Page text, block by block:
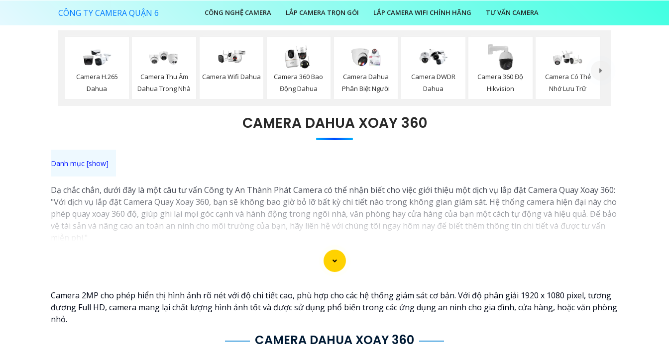
CÔNG TY CAMERA QUẬN 6 CÔNG NGHỆ CAMERA LẮP CAMERA TRỌN GÓI LẮP CAMERA WIFI CHÍNH HÃNG TƯ VẤN CAMERA
Camera H.265
Dahua
Camera Thu Âm
Dahua Trong Nhà
Camera Wifi Dahua
Camera 360 Bao
Động Dahua
Camera Dahua
Phân Biệt Người
Camera DWDR
Dahua
Camera 360 Độ
Hikvision
Camera Có Thẻ
Nhớ Lưu Trữ
CAMERA DAHUA XOAY 360
Dạ chắc chắn, dưới đây là một câu tư vấn Công ty An Thành Phát Camera có thể nhận biết cho việc giới thiệu một dịch vụ lắp đặt Camera Quay Xoay 360:
"Với dịch vụ lắp đặt Camera Quay Xoay 360, bạn sẽ không bao giờ bỏ lỡ bất kỳ chi tiết nào trong không gian giám sát. Hệ thống camera hiện đại này cho
phép quay xoay 360 độ, giúp ghi lại mọi góc cạnh và hành động trong ngôi nhà, văn phòng hay cửa hàng của bạn một cách tự động và hiệu quả. Để bảo
vệ tài sản và nâng cao an toàn an ninh cho môi trường của bạn, hãy liên hệ với chúng tôi ngay hôm nay để biết thêm thông tin chi tiết và được tư vấn
miễn phí."
Hy vọng câu này sẽ giúp bạn trong việc giới thiệu dịch vụ lắp đặt Camera Quay Xoay 360. Nếu bạn cần thêm sự hỗ trợ hoặc tư vấn khác, đừng ngần ngại
Camera 2MP cho phép hiển thị hình ảnh rõ nét với độ chi tiết cao, phù hợp cho các hệ thống giám sát cơ bản. Với độ phân giải 1920 x 1080 pixel, tương
đương Full HD, camera mang lại chất lượng hình ảnh tốt và được sử dụng phổ biến trong các ứng dụng an ninh cho gia đình, cửa hàng, hoặc văn phòng
nhỏ.
CAMERA DAHUA XOAY 360